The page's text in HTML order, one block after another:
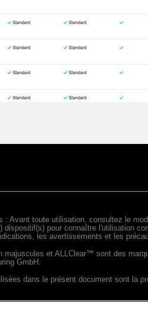
: Avant toute utilisation, consultez le
dispositif(s) pour connaître l'utilisation
les avertissements et les
majuscules et ALLClear™ sont des
GmbH.
dans le présent document sont la